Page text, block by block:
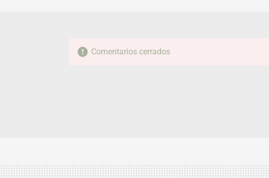
Comentarios cerrados